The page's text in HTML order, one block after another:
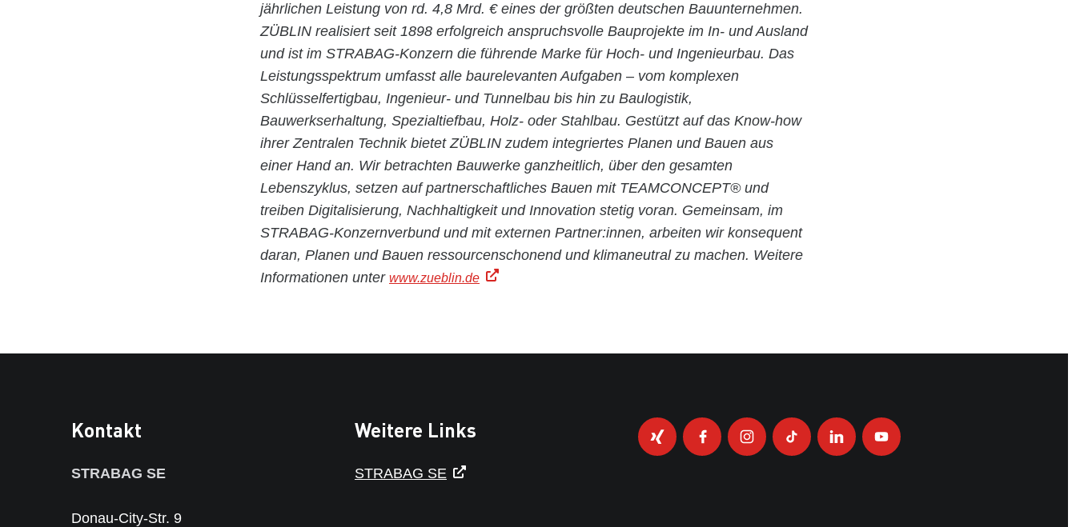
jährlichen Leistung von rd. 4,8 Mrd. € eines der größten deutschen Bauunternehmen.
ZÜBLIN realisiert seit 1898 erfolgreich anspruchsvolle Bauprojekte im In- und Ausland
und ist im STRABAG-Konzern die führende Marke für Hoch- und Ingenieurbau. Das
Leistungsspektrum umfasst alle baurelevanten Aufgaben – vom komplexen
Schlüsselfertigbau, Ingenieur- und Tunnelbau bis hin zu Baulogistik,
Bauwerkserhaltung, Spezialtiefbau, Holz- oder Stahlbau. Gestützt auf das Know-how
ihrer Zentralen Technik bietet ZÜBLIN zudem integriertes Planen und Bauen aus
einer Hand an. Wir betrachten Bauwerke ganzheitlich, über den gesamten
Lebenszyklus, setzen auf partnerschaftliches Bauen mit TEAMCONCEPT® und
treiben Digitalisierung, Nachhaltigkeit und Innovation stetig voran. Gemeinsam, im
STRABAG-Konzernverbund und mit externen Partner:innen, arbeiten wir konsequent
daran, Planen und Bauen ressourcenschonend und klimaneutral zu machen. Weitere
Informationen unter www.zueblin.de
Kontakt
STRABAG SE
Donau-City-Str. 9
Weitere Links
STRABAG SE